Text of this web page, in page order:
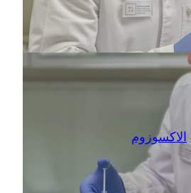
الاكسوزوم